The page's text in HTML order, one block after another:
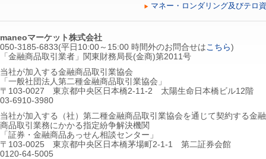
マネー・ロンダリング及びテロ
maneoマーケット株式会社
050-3185-6833(平日10:00～15:00 時間外のお問合せは こちら)
「金融商品取引業者」関東財務局長(金商)第2011号
当社が加入する金融商品取引業協会
「一般社団法人第二種金融商品取引業協会」
〒103-0027 東京都中央区日本橋2-11-2 太陽生命日本橋ビル12階
03-6910-3980
当社が加入する（社）第二種金融商品取引業協会を通じて契約する金融
商品取引業務にかかる指定紛争解決機関
「証券・金融商品あっせん相談センター」
〒103-0025 東京都中央区日本橋茅場町2-1-1 第二証券会館
0120-64-5005